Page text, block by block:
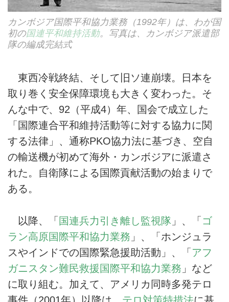
カンボジア国際平和協力業務（1992年）は、わが国
初の国連平和維持活動。写真は、カンボジア派遣部
隊の編成完結式
東西冷戦終結、そして旧ソ連崩壊。日本を
取り巻く安全保障環境も大きく変わった。そ
んな中で、92（平成4）年、国会で成立した
「国際連合平和維持活動等に対する協力に関
する法律」、通称PKO協力法に基づき、空自
の輸送機が初めて海外・カンボジアに派遣さ
れた。自衛隊による国際貢献活動の始まりで
ある。
以降、「国連兵力引き離し監視隊 」、「 ゴ
ラン高原国際平和協力業務 」、「ホンジュラ
スやインドでの国際緊急援助活動」、「アフ
ガニスタン難民救援国際平和協力業務 」など
に取り組む。加えて、アメリカ同時多発テロ
事件（2001年）以降は、 テロ対策特措法に基